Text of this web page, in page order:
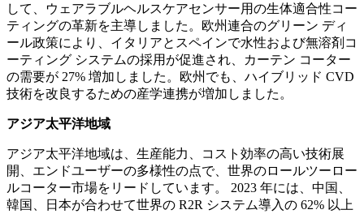
して、ウェアラブルヘルスケアセンサー用の生体適合性コー
ティングの革新を主導しました。欧州連合のグリーン ディ
ール政策により、イタリアとスペインで水性および無溶剤コ
ーティング システムの採用が促進され、カーテン コーター
の需要が 27% 増加しました。欧州でも、ハイブリッド CVD
技術を改良するための産学連携が増加しました。
アジア太平洋地域
アジア太平洋地域は、生産能力、コスト効率の高い技術展
開、エンドユーザーの多様性の点で、世界のロールツーロー
ルコーター市場をリードしています。 2023 年には、中国、
韓国、日本が合わせて世界の R2R システム導入の 62% 以上